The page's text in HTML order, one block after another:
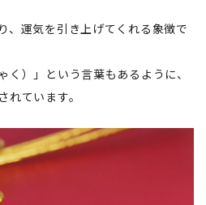
、運気を引き上げてくれる象徴で
く）」という言葉もあるように、
れています。